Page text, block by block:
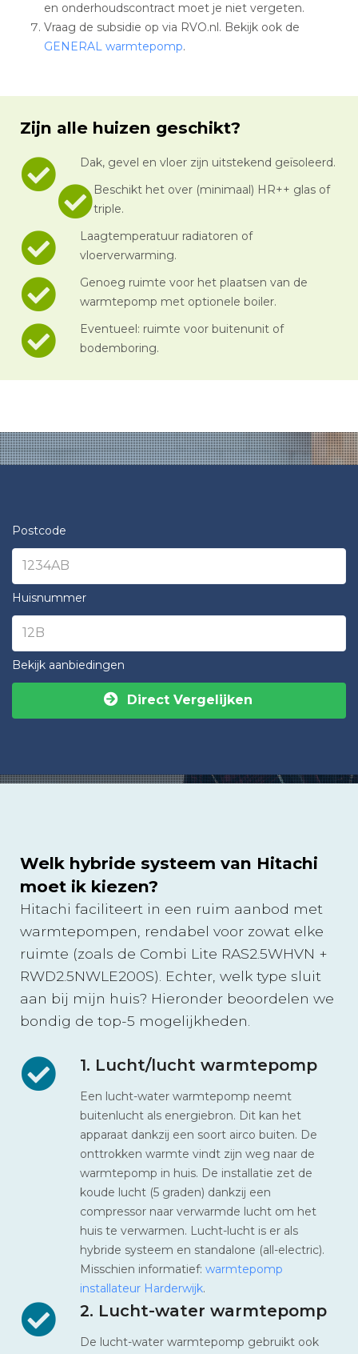
en onderhoudscontract moet je niet vergeten.
Vraag de subsidie op via RVO.nl. Bekijk ook de
GENERAL warmtepomp.
Zijn alle huizen geschikt?
Dak, gevel en vloer zijn uitstekend geïsoleerd.
Beschikt het over (minimaal) HR++ glas of
triple.
Laagtemperatuur radiatoren of
vloerverwarming.
Genoeg ruimte voor het plaatsen van de
warmtepomp met optionele boiler.
Eventueel: ruimte voor buitenunit of
bodemboring.
Postcode
Huisnummer
Bekijk aanbiedingen
Direct Vergelijken
Welk hybride systeem van Hitachi
moet ik kiezen?
Hitachi faciliteert in een ruim aanbod met
warmtepompen, rendabel voor zowat elke
ruimte (zoals de Combi Lite RAS2.5WHVN +
RWD2.5NWLE200S). Echter, welk type sluit
aan bij mijn huis? Hieronder beoordelen we
bondig de top-5 mogelijkheden.
1. Lucht/lucht warmtepomp
Een lucht-water warmtepomp neemt
buitenlucht als energiebron. Dit kan het
apparaat dankzij een soort airco buiten. De
onttrokken warmte vindt zijn weg naar de
warmtepomp in huis. De installatie zet de
koude lucht (5 graden) dankzij een
compressor naar verwarmde lucht om het
huis te verwarmen. Lucht-lucht is er als
hybride systeem en standalone (all-electric).
Misschien informatief: warmtepomp
installateur Harderwijk.
2. Lucht-water warmtepomp
De lucht-water warmtepomp gebruikt ook